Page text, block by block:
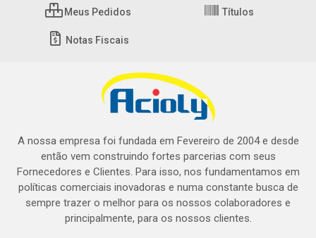
Meus Pedidos Títulos
Notas Fiscais
A nossa empresa foi fundada em Fevereiro de 2004 e desde
então vem construindo fortes parcerias com seus
Fornecedores e Clientes. Para isso, nos fundamentamos em
políticas comerciais inovadoras e numa constante busca de
sempre trazer o melhor para os nossos colaboradores e
principalmente, para os nossos clientes.